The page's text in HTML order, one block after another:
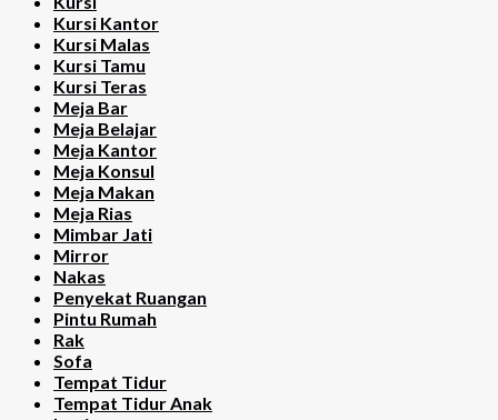
Kursi Kantor
Kursi Malas
Kursi Tamu
Kursi Teras
Meja Bar
Meja Belajar
Meja Kantor
Meja Konsul
Meja Makan
Meja Rias
Mimbar Jati
Mirror
Nakas
Penyekat Ruangan
Pintu Rumah
Rak
Sofa
Tempat Tidur
Tempat Tidur Anak